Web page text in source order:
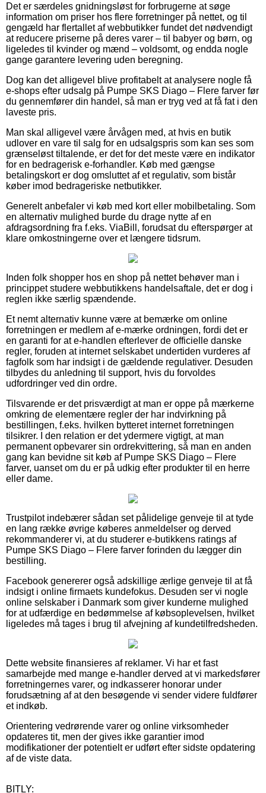
Det er særdeles gnidningsløst for forbrugerne at søge
information om priser hos flere forretninger på nettet, og til
gengæld har flertallet af webbutikker fundet det nødvendigt
at reducere priserne på deres varer – til babyer og børn, og
ligeledes til kvinder og mænd – voldsomt, og endda nogle
gange garantere levering uden beregning.
Dog kan det alligevel blive profitabelt at analysere nogle få
e-shops efter udsalg på Pumpe SKS Diago – Flere farver før
du gennemfører din handel, så man er tryg ved at få fat i den
laveste pris.
Man skal alligevel være årvågen med, at hvis en butik
udlover en vare til salg for en udsalgspris som kan ses som
grænseløst tiltalende, er det for det meste være en indikator
for en bedragerisk e-forhandler. Køb med gængse
betalingskort er dog omsluttet af et regulativ, som bistår
køber imod bedrageriske netbutikker.
Generelt anbefaler vi køb med kort eller mobilbetaling. Som
en alternativ mulighed burde du drage nytte af en
afdragsordning fra f.eks. ViaBill, forudsat du efterspørger at
klare omkostningerne over et længere tidsrum.
Inden folk shopper hos en shop på nettet behøver man i
princippet studere webbutikkens handelsaftale, det er dog i
reglen ikke særlig spændende.
Et nemt alternativ kunne være at bemærke om online
forretningen er medlem af e-mærke ordningen, fordi det er
en garanti for at e-handlen efterlever de officielle danske
regler, foruden at internet selskabet undertiden vurderes af
fagfolk som har indsigt i de gældende regulativer. Desuden
tilbydes du anledning til support, hvis du forvoldes
udfordringer ved din ordre.
Tilsvarende er det prisværdigt at man er oppe på mærkerne
omkring de elementære regler der har indvirkning på
bestillingen, f.eks. hvilken bytteret internet forretningen
tilsikrer. I den relation er det ydermere vigtigt, at man
permanent opbevarer sin ordrekvittering, så man en anden
gang kan bevidne sit køb af Pumpe SKS Diago – Flere
farver, uanset om du er på udkig efter produkter til en herre
eller dame.
Trustpilot indebærer sådan set pålidelige genveje til at tyde
en lang række øvrige køberes anmeldelser og derved
rekommanderer vi, at du studerer e-butikkens ratings af
Pumpe SKS Diago – Flere farver forinden du lægger din
bestilling.
Facebook genererer også adskillige ærlige genveje til at få
indsigt i online firmaets kundefokus. Desuden ser vi nogle
online selskaber i Danmark som giver kunderne mulighed
for at udfærdige en bedømmelse af købsoplevelsen, hvilket
ligeledes må tages i brug til afvejning af kundetilfredsheden.
Dette website finansieres af reklamer. Vi har et fast
samarbejde med mange e-handler derved at vi markedsfører
forretningernes varer, og indkasserer honorar under
forudsætning af at den besøgende vi sender videre fuldfører
et indkøb.
Orientering vedrørende varer og online virksomheder
opdateres tit, men der gives ikke garantier imod
modifikationer der potentielt er udført efter sidste opdatering
af de viste data.
BITLY: